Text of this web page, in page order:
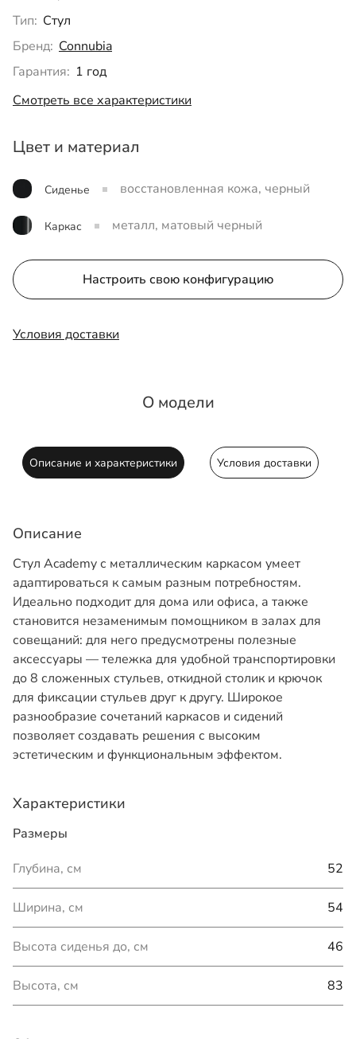
Тип: Стул
Бренд: Connubia
Гарантия: 1 год
Смотреть все характеристики
Цвет и материал
Сиденье восстановленная кожа, черный
Каркас металл, матовый черный
Настроить свою конфигурацию
Условия доставки
О модели
Описание и характеристики Условия доставки
Описание
Стул Academy с металлическим каркасом умеет
адаптироваться к самым разным потребностям.
Идеально подходит для дома или офиса, а также
становится незаменимым помощником в залах для
совещаний: для него предусмотрены полезные
аксессуары — тележка для удобной транспортировки
до 8 сложенных стульев, откидной столик и крючок
для фиксации стульев друг к другу. Широкое
разнообразие сочетаний каркасов и сидений
позволяет создавать решения с высоким
эстетическим и функциональным эффектом.
Характеристики
Размеры
Глубина, см
52
Ширина, см 54
Высота сиденья до, см 46
Высота, см 83